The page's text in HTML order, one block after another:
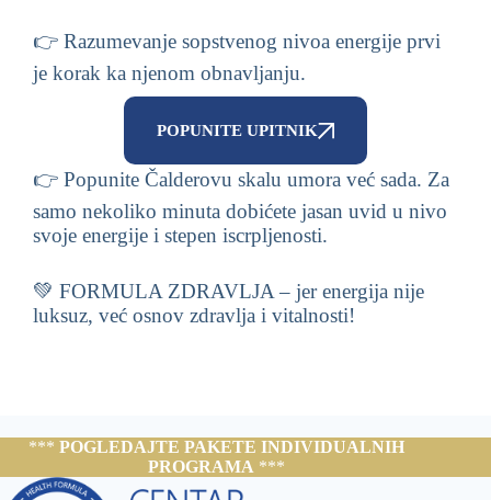
👉 Razumevanje sopstvenog nivoa energije prvi
je korak ka njenom obnavljanju.
POPUNITE UPITNIK
👉 Popunite Čalderovu skalu umora već sada. Za
samo nekoliko minuta dobićete jasan uvid u nivo
svoje energije i stepen iscrpljenosti.
💚 FORMULA ZDRAVLJA – jer energija nije
luksuz, već osnov zdravlja i vitalnosti!
*** POGLEDAJTE PAKETE INDIVIDUALNIH
PROGRAMA ***